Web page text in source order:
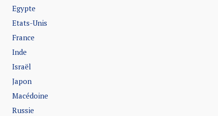
Egypte
Etats-Unis
France
Inde
Israël
Japon
Macédoine
Russie